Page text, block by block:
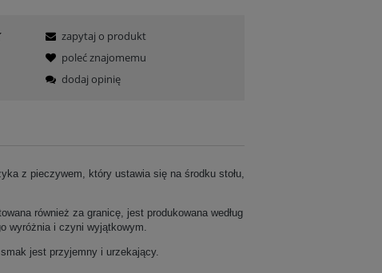
zapytaj o produkt
poleć znajomemu
dodaj opinię
z pieczywem, który ustawia się na środku stołu,
również za granicę, jest produkowana według
wyróżnia i czyni wyjątkowym.
jest przyjemny i urzekający.